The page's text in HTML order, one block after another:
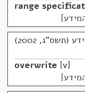
range
(תשס"ג, 2002)
overwrite v